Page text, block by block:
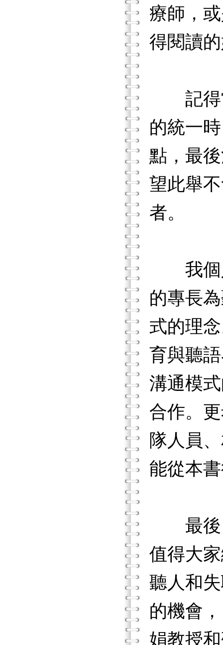
療師，
得閱讀
記得當
的統一
點，最
望此舉
者。
我個人
的專長
式的理
育與聽
溝通模
合作。
隊人員
能從本
最後，
值得大
聽人和
的機會
娟教授